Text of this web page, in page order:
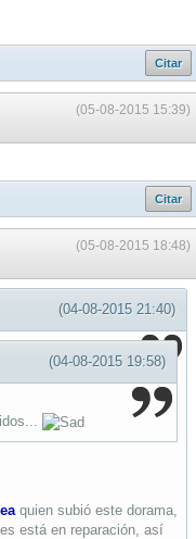
Citar
(05-08-2015 15:39)
Citar
(05-08-2015 18:48)
(04-08-2015 21:40)
(04-08-2015 19:58)
quien subió este dorama,
está en reparación, así